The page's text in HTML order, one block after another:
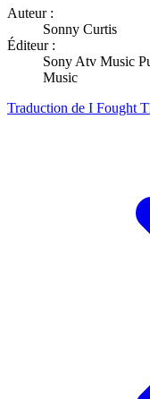
Auteur :
Sonny Curtis
Éditeur :
Sony Atv Music
Music
Traduction de I Fought